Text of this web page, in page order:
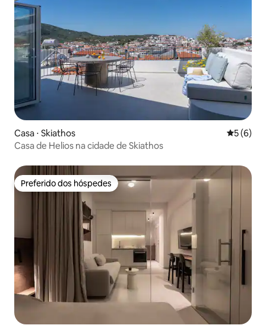
Casa ⋅ Skiathos 5 de
5 (6)
Casa de Helios na cidade de Skiathos
Preferido dos hóspedes
Preferido dos hóspedes